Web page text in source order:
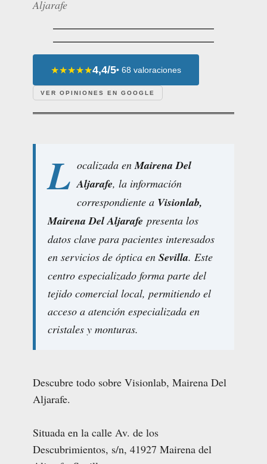
Aljarafe
★★★★★4,4/5• 68 valoraciones
VER OPINIONES EN GOOGLE
L ocalizada enMairena Del
Aljarafe, la información
correspondiente a Visionlab,
Mairena Del Aljarafe presenta los
datos clave para pacientes interesados
en servicios de óptica en Sevilla. Este
centro especializado forma parte del
tejido comercial local, permitiendo el
acceso a atención especializada en
cristales y monturas.
Descubre todo sobre Visionlab, Mairena Del
Aljarafe.
Situada en la calle Av. de los
Descubrimientos, s/n, 41927 Mairena del